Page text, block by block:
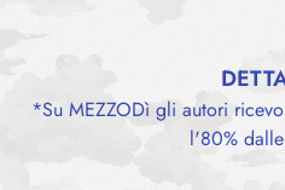
*Su MEZZODì gli autori
l'80%